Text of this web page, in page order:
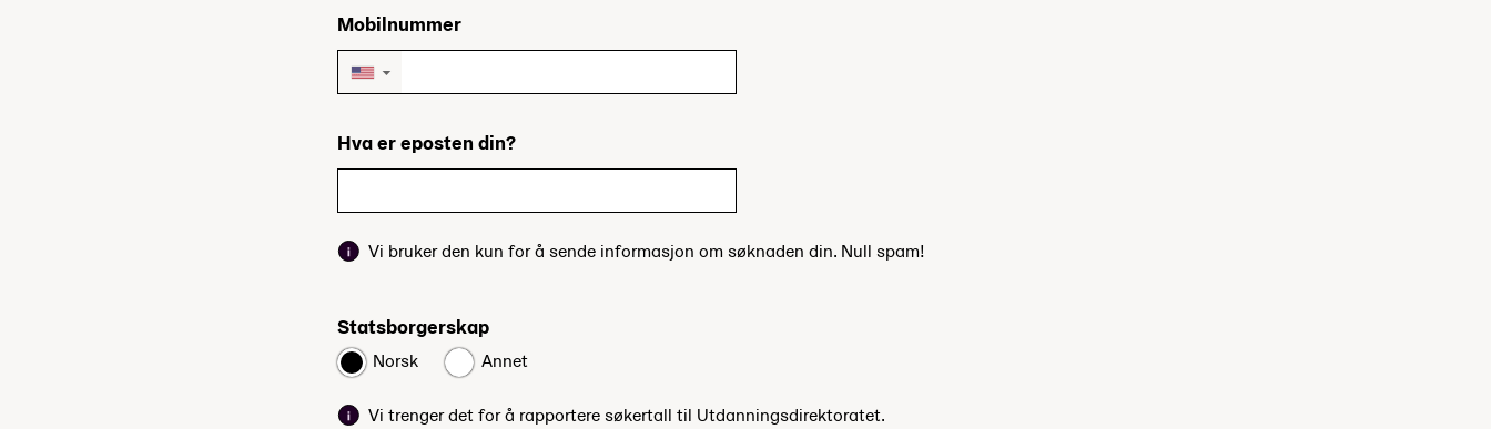
Mobilnummer
▼
Hva er eposten din?
Vi bruker den kun for å sende informasjon om søknaden din. Null spam!
Statsborgerskap
Norsk Annet
Vi trenger det for å rapportere søkertall til Utdanningsdirektoratet.